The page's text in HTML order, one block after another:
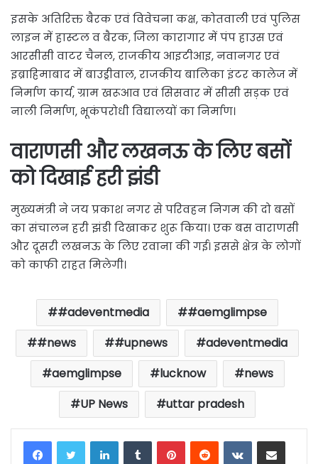
इसके अतिरिक्त बैरक एवं विवेचना कक्ष, कोतवाली एवं पुलिस
लाइन में हास्टल व बैरक, जिला कारागार में पंप हाउस एवं
आरसीसी वाटर चैनल, राजकीय आइटीआइ, नवानगर एवं
इब्राहिमाबाद में बाउड्रीवाल, राजकीय बालिका इंटर कालेज में
निर्माण कार्य, ग्राम खरूआव एवं सिसवार में सीसी सड़क एवं
नाली निर्माण, भूकंपरोधी विद्यालयों का निर्माण।
वाराणसी और लखनऊ के लिए बसों
को दिखाई हरी झंडी
मुख्यमंत्री ने जय प्रकाश नगर से परिवहन निगम की दो बसों
का संचालन हरी झंडी दिखाकर शुरू किया। एक बस वाराणसी
और दूसरी लखनऊ के लिए रवाना की गई। इससे क्षेत्र के लोगों
को काफी राहत मिलेगी।
#adeventmedia
#aemglimpse
#news
#upnews
adeventmedia
aemglimpse
lucknow
news
UP News
uttar pradesh
LinkedInTumblrPinterestReddit VKontakteShare via Email